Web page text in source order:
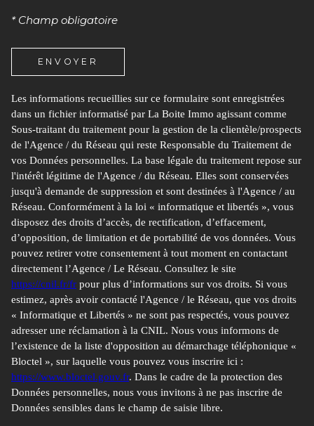
* Champ obligatoire
ENVOYER
Les informations recueillies sur ce formulaire sont enregistrées
dans un fichier informatisé par La Boite Immo agissant comme
Sous-traitant du traitement pour la gestion de la clientèle/prospects
de l'Agence / du Réseau qui reste Responsable du Traitement de
vos Données personnelles. La base légale du traitement repose sur
l'intérêt légitime de l'Agence / du Réseau. Elles sont conservées
jusqu'à demande de suppression et sont destinées à l'Agence / au
Réseau. Conformément à la loi « informatique et libertés », vous
disposez des droits d’accès, de rectification, d’effacement,
d’opposition, de limitation et de portabilité de vos données. Vous
pouvez retirer votre consentement à tout moment en contactant
directement l’Agence / Le Réseau. Consultez le site
https://cnil.fr/fr pour plus d’informations sur vos droits. Si vous
estimez, après avoir contacté l'Agence / le Réseau, que vos droits
« Informatique et Libertés » ne sont pas respectés, vous pouvez
adresser une réclamation à la CNIL. Nous vous informons de
l’existence de la liste d'opposition au démarchage téléphonique «
Bloctel », sur laquelle vous pouvez vous inscrire ici :
https://www.bloctel.gouv.fr. Dans le cadre de la protection des
Données personnelles, nous vous invitons à ne pas inscrire de
Données sensibles dans le champ de saisie libre.